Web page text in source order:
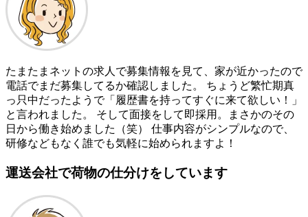
たまたまネットの求人で募集情報を見て、家が近かったので
電話でまだ募集してるか確認しました。 ちょうど繁忙期真
っ只中だったようで「履歴書を持ってすぐに来て欲しい！」
と言われました。 そして面接をして即採用。まさかのその
日から働き始めました（笑） 仕事内容がシンプルなので、
研修などもなく誰でも気軽に始められますよ！
運送会社で荷物の仕分けをしています